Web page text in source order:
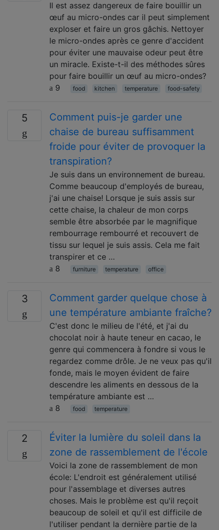
Il est assez dangereux de faire bouillir un
œuf au micro-ondes car il peut simplement
exploser et faire un gros gâchis. Nettoyer
le micro-ondes après ce genre d'accident
pour éviter une mauvaise odeur peut être
un miracle. Existe-t-il des méthodes sûres
pour faire bouillir un œuf au micro-ondes?
9
food kitchen temperature food-safety
5
Comment puis-je garder une
chaise de bureau suffisamment
froide pour éviter de provoquer la
transpiration?
Je suis dans un environnement de bureau.
Comme beaucoup d'employés de bureau,
j'ai une chaise! Lorsque je suis assis sur
cette chaise, la chaleur de mon corps
semble être absorbée par le magnifique
rembourrage rembourré et recouvert de
tissu sur lequel je suis assis. Cela me fait
transpirer et ce …
8
furniture temperature office
3
Comment garder quelque chose à
une température ambiante fraîche?
C'est donc le milieu de l'été, et j'ai du
chocolat noir à haute teneur en cacao, le
genre qui commencera à fondre si vous le
regardez comme drôle. Je ne veux pas qu'il
fonde, mais le moyen évident de faire
descendre les aliments en dessous de la
température ambiante est …
8
food temperature
2
Éviter la lumière du soleil dans la
zone de rassemblement de l'école
Voici la zone de rassemblement de mon
école: L'endroit est généralement utilisé
pour l'assemblage et diverses autres
choses. Mais le problème est qu'il reçoit
beaucoup de soleil et qu'il est difficile de
l'utiliser pendant la dernière partie de la